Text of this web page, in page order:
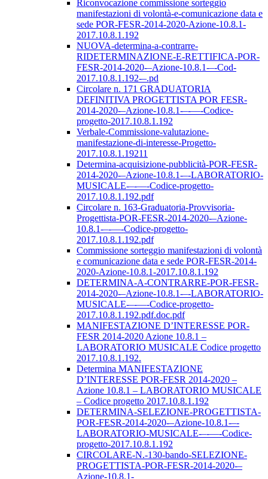
Riconvocazione commissione sorteggio
manifestazioni di volontà-e-comunicazione data e
sede POR-FESR-2014-2020-Azione-10.8.1-
2017.10.8.1.192
NUOVA-determina-a-contrarre-
RIDETERMINAZIONE-E-RETTIFICA-POR-
FESR-2014-2020-–Azione-10.8.1-–-Cod-
2017.10.8.1.192-–.pd
Circolare n. 171 GRADUATORIA
DEFINITIVA PROGETTISTA POR FESR-
2014-2020-–Azione-10.8.1-–-––-Codice-
progetto-2017.10.8.1.192
Verbale-Commissione-valutazione-
manifestazione-di-interesse-Progetto-
2017.10.8.1.19211
Determina-acquisizione-pubblicità-POR-FESR-
2014-2020-–Azione-10.8.1-–-LABORATORIO-
MUSICALE-–-––-Codice-progetto-
2017.10.8.1.192.pdf
Circolare n. 163-Graduatoria-Provvisoria-
Progettista-POR-FESR-2014-2020-–Azione-
10.8.1-–-––-Codice-progetto-
2017.10.8.1.192.pdf
Commissione sorteggio manifestazioni di volontà
e comunicazione data e sede POR-FESR-2014-
2020-Azione-10.8.1-2017.10.8.1.192
DETERMINA-A-CONTRARRE-POR-FESR-
2014-2020-–Azione-10.8.1-–-LABORATORIO-
MUSICALE-–-––-Codice-progetto-
2017.10.8.1.192.pdf.doc.pdf
MANIFESTAZIONE D’INTERESSE POR-
FESR 2014-2020 Azione 10.8.1 –
LABORATORIO MUSICALE Codice progetto
2017.10.8.1.192.
Determina MANIFESTAZIONE
D’INTERESSE POR-FESR 2014-2020 –
Azione 10.8.1 – LABORATORIO MUSICALE
– Codice progetto 2017.10.8.1.192
DETERMINA-SELEZIONE-PROGETTISTA-
POR-FESR-2014-2020-–Azione-10.8.1-–-
LABORATORIO-MUSICALE-–-––-Codice-
progetto-2017.10.8.1.192
CIRCOLARE-N.-130-bando-SELEZIONE-
PROGETTISTA-POR-FESR-2014-2020-–
Azione-10.8.1-